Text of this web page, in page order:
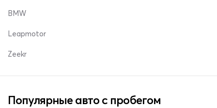
BMW
Leapmotor
Zeekr
Популярные авто с пробегом